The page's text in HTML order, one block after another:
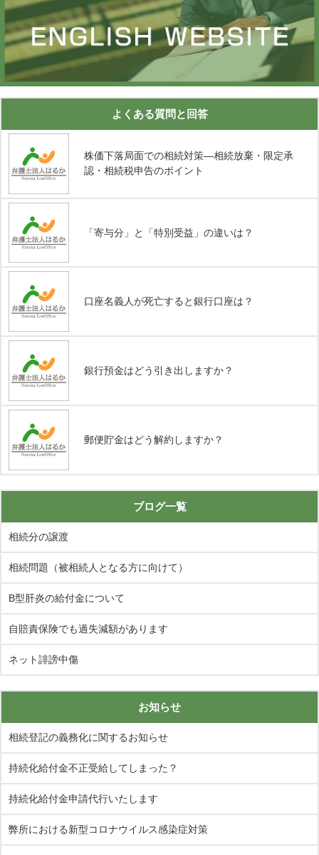
よくある質問と回答
株価下落局面での相続対策―相続放棄・限定承
認・相続税申告のポイント
「寄与分」と「特別受益」の違いは？
口座名義人が死亡すると銀行口座は？
銀行預金はどう引き出しますか？
郵便貯金はどう解約しますか？
ブログ一覧
相続分の譲渡
相続問題（被相続人となる方に向けて）
B型肝炎の給付金について
自賠責保険でも過失減額があります
ネット誹謗中傷
お知らせ
相続登記の義務化に関するお知らせ
持続化給付金不正受給してしまった？
持続化給付金申請代行いたします
弊所における新型コロナウイルス感染症対策